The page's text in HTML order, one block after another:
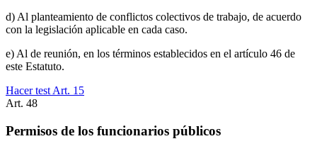
d) Al planteamiento de conflictos colectivos de trabajo, de acuerdo
con la legislación aplicable en cada caso.
e) Al de reunión, en los términos establecidos en el artículo 46 de
este Estatuto.
Hacer test Art. 15
Art. 48
Permisos de los funcionarios públicos